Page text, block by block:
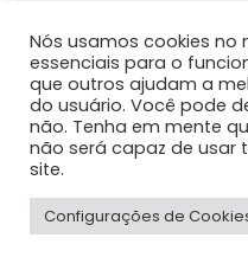
Hepatologia desde
Interna pelo Hospital de
Federal […]
Nós usamos cookies no
essenciais para o
que outros ajudam a
do usuário. Você pode
não. Tenha em mente
não será capaz de usar
site.
Configurações de